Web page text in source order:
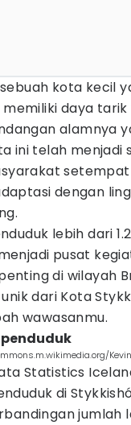
kota kecil
memiliki daya
alamnya
ini telah menjadi
dengan
lebih dari
pusat
di wilayah
dari Kota
wawasanmu.
Statistics
di
jumlah